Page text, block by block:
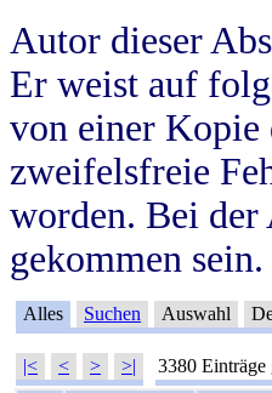
Autor dieser
Er weist auf
von einer Kopie
zweifelsfreie
worden. Bei der
gekommen
Alles Suchen Auswahl
|< < > >| 3380 Einträge